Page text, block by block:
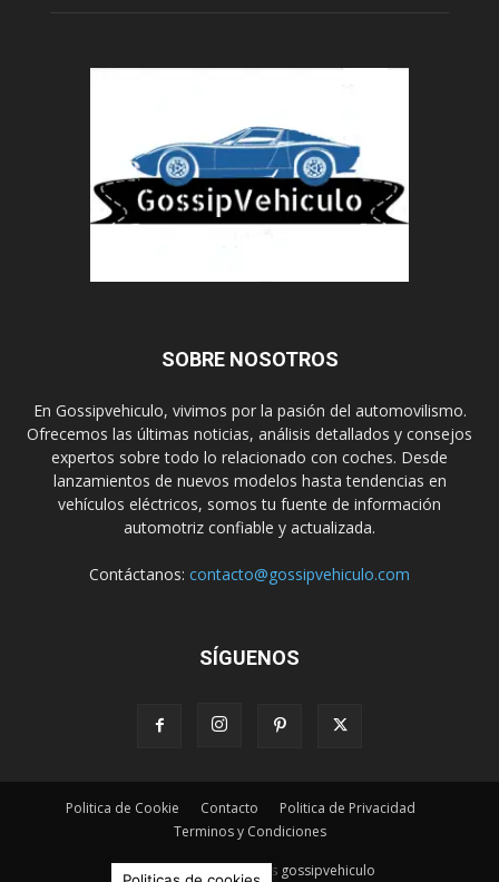
SOBRE NOSOTROS
En Gossipvehiculo, vivimos por la pasión del automovilismo.
Ofrecemos las últimas noticias, análisis detallados y consejos
expertos sobre todo lo relacionado con coches. Desde
lanzamientos de nuevos modelos hasta tendencias en
vehículos eléctricos, somos tu fuente de información
automotriz confiable y actualizada.
Contáctanos: contacto@gossipvehiculo.com
SÍGUENOS
Politica de Cookie Contacto
Politica de Privacidad
Terminos y Condiciones
© Derechos Reservados gossipvehiculo